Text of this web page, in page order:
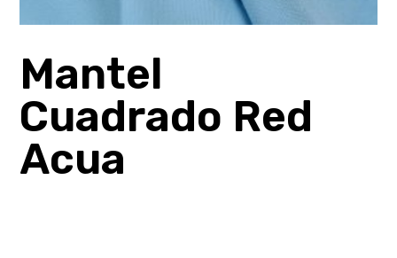
Mantel
Cuadrado Red
Acua